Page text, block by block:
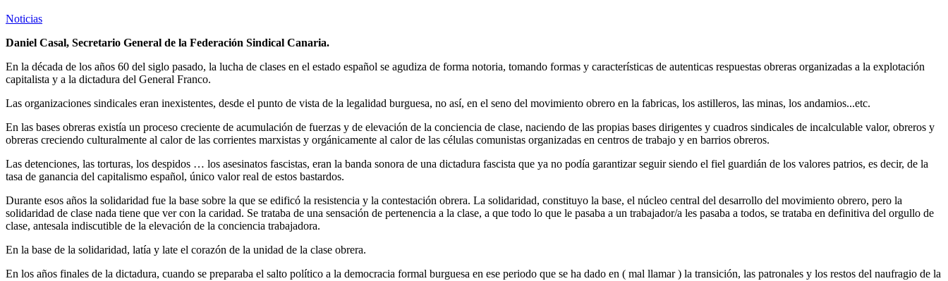
Noticias
Daniel Casal, Secretario General de la Federación Sindical Canaria.
En la década de los años 60 del siglo pasado, la lucha de clases en el estado español se agudiza de forma notoria, tomando formas y características de autenticas respuestas obreras organizadas a la explotación
capitalista y a la dictadura del General Franco.
Las organizaciones sindicales eran inexistentes, desde el punto de vista de la legalidad burguesa, no así, en el seno del movimiento obrero en la fabricas, los astilleros, las minas, los andamios...etc.
En las bases obreras existía un proceso creciente de acumulación de fuerzas y de elevación de la conciencia de clase, naciendo de las propias bases dirigentes y cuadros sindicales de incalculable valor, obreros y
obreras creciendo culturalmente al calor de las corrientes marxistas y orgánicamente al calor de las células comunistas organizadas en centros de trabajo y en barrios obreros.
Las detenciones, las torturas, los despidos … los asesinatos fascistas, eran la banda sonora de una dictadura fascista que ya no podía garantizar seguir siendo el fiel guardián de los valores patrios, es decir, de la
tasa de ganancia del capitalismo español, único valor real de estos bastardos.
Durante esos años la solidaridad fue la base sobre la que se edificó la resistencia y la contestación obrera. La solidaridad, constituyo la base, el núcleo central del desarrollo del movimiento obrero, pero la
solidaridad de clase nada tiene que ver con la caridad. Se trataba de una sensación de pertenencia a la clase, a que todo lo que le pasaba a un trabajador/a les pasaba a todos, se trataba en definitiva del orgullo de
clase, antesala indiscutible de la elevación de la conciencia trabajadora.
En la base de la solidaridad, latía y late el corazón de la unidad de la clase obrera.
En los años finales de la dictadura, cuando se preparaba el salto político a la democracia formal burguesa en ese periodo que se ha dado en ( mal llamar ) la transición, las patronales y los restos del naufragio de la